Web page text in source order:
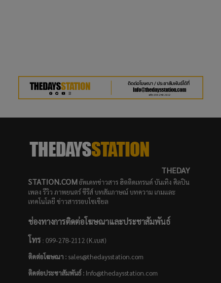
THEDAY
STATION.COMอัพเดทข่าวสาร ฮิตติดเทรนด์ บันเทิง ศิลปิน
เพลง รีวิว ภาพยนตร์ ซีรีส์ บทสัมภาษณ์ บทความ เกมและ
เทคโนโลยี ข่าวสารรอบโซเชียล
ช่องทางการติดต่อโฆษณาและประชาสัมพันธ์
โทร: 099-278-2112 (K.เบส)
ติดต่อโฆษณา :sales@thedaysstation.com
ติดต่อประชาสัมพันธ์: Info@thedaysstation.com